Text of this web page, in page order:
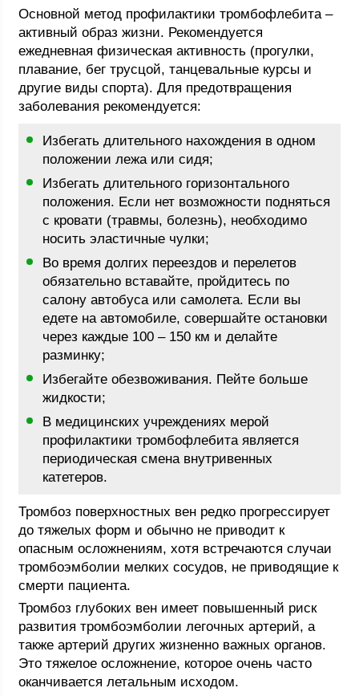
Основной метод профилактики тромбофлебита –
активный образ жизни. Рекомендуется
ежедневная физическая активность (прогулки,
плавание, бег трусцой, танцевальные курсы и
другие виды спорта). Для предотвращения
заболевания рекомендуется:
Избегать длительного нахождения в одном
положении лежа или сидя;
Избегать длительного горизонтального
положения. Если нет возможности подняться
с кровати (травмы, болезнь), необходимо
носить эластичные чулки;
Во время долгих переездов и перелетов
обязательно вставайте, пройдитесь по
салону автобуса или самолета. Если вы
едете на автомобиле, совершайте остановки
через каждые 100 – 150 км и делайте
разминку;
Избегайте обезвоживания. Пейте больше
жидкости;
В медицинских учреждениях мерой
профилактики тромбофлебита является
периодическая смена внутривенных
катетеров.
Тромбоз поверхностных вен редко прогрессирует
до тяжелых форм и обычно не приводит к
опасным осложнениям, хотя встречаются случаи
тромбоэмболии мелких сосудов, не приводящие к
смерти пациента.
Тромбоз глубоких вен имеет повышенный риск
развития тромбоэмболии легочных артерий, а
также артерий других жизненно важных органов.
Это тяжелое осложнение, которое очень часто
оканчивается летальным исходом.